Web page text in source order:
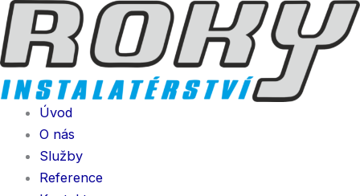
Přeskočit
na
obsah
Úvod
O nás
Služby
Reference